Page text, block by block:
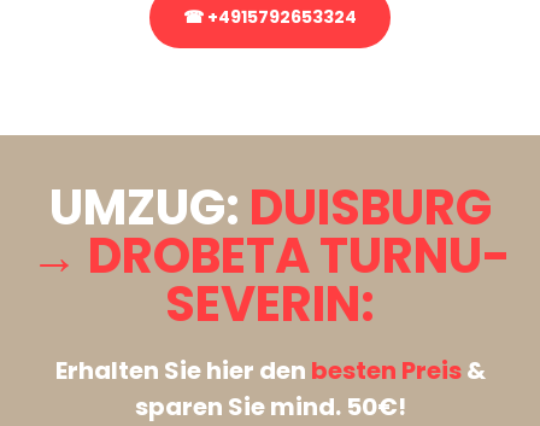
☎ +4915792653324
UMZUG: DUISBURG
→ DROBETA TURNU-
SEVERIN:
Erhalten Sie hier den besten Preis&
sparen Sie mind. 50€!